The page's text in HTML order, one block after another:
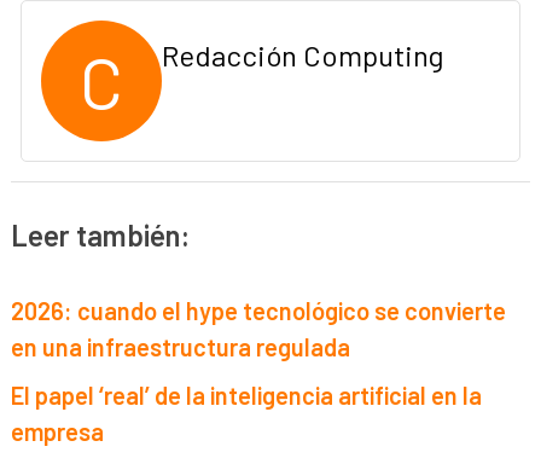
C Redacción Computing
Leer también:
2026: cuando el hype tecnológico se convierte
en una infraestructura regulada
El papel ‘real’ de la inteligencia artificial en la
empresa